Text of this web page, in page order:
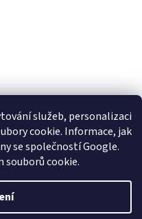
služeb, personalizaci
cookie. Informace, jak
se společností Google.
souborů cookie.